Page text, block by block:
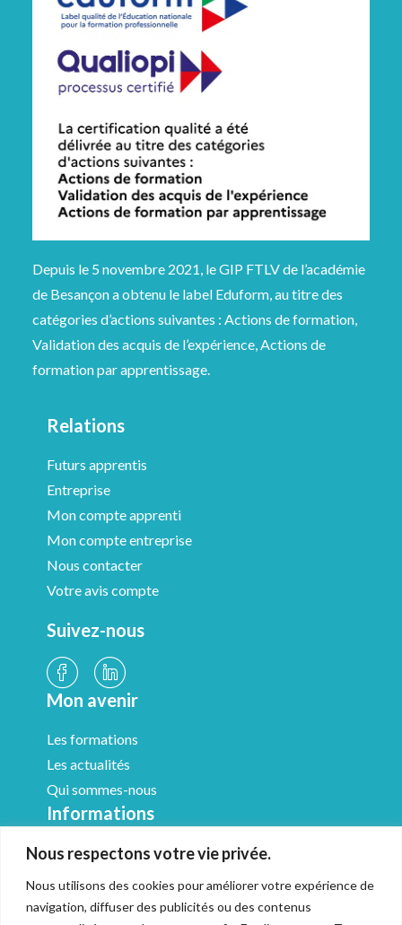
Nous respectons votre vie privée.
Nous utilisons des cookies pour améliorer votre expérience de
navigation, diffuser des publicités ou des contenus
Depuis le 5 novembre 2021, le GIP FTLV de l’académie
de Besançon a obtenu le label Eduform, au titre des
catégories d’actions suivantes : Actions de formation,
Validation des acquis de l’expérience, Actions de
formation par apprentissage.
Relations
Futurs apprentis
Entreprise
Mon compte apprenti
Mon compte entreprise
Nous contacter
Votre avis compte
Suivez-nous
Mon avenir
Les formations
Les actualités
Qui sommes-nous
Informations
Médiathèque
Mentions légales
CGV & Médiation